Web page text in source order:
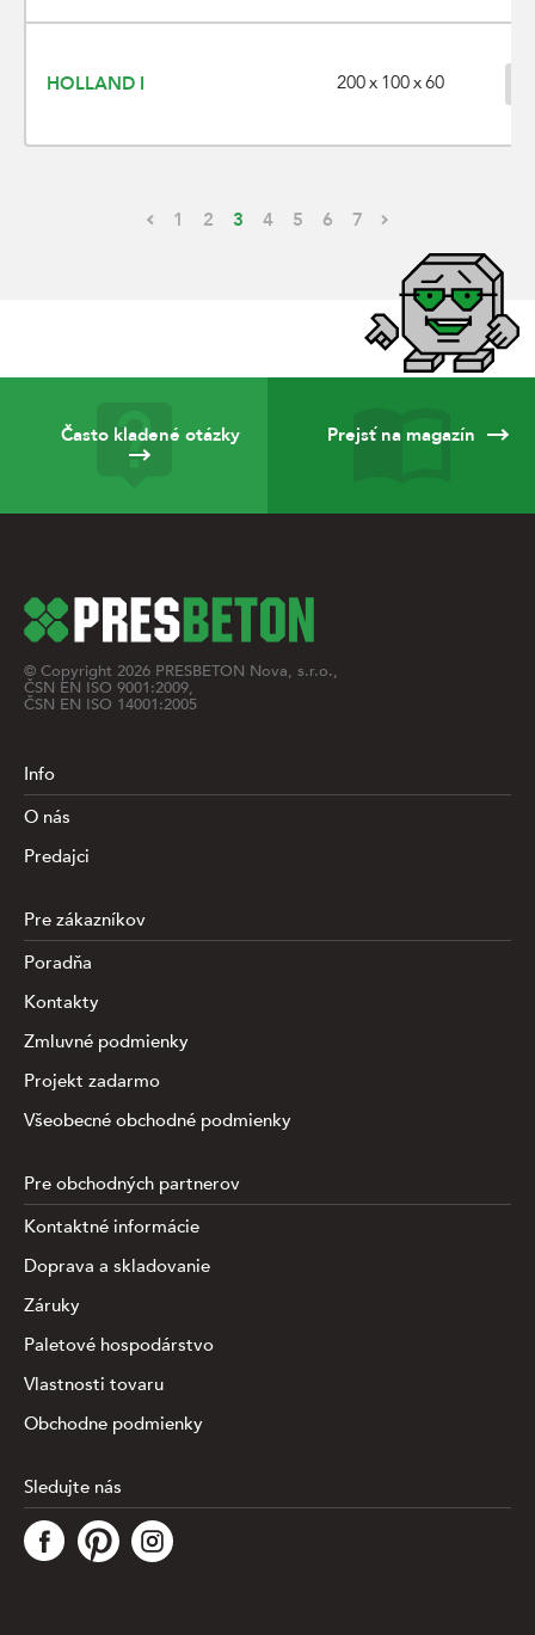
Táto stránka využíva súbory cookies na zhromažďovanie a
analýzu informácií o výkone a používaní webu,
zabezpečenie fungovania funkcií zo sociálnych médií
a na zlepšenie a prispôsobenie obsahu a reklám. Ak
HOLLAND I 200 x 100 x 60
1 2 3 4 5 6 7
Často kladené otázky Prejsť na magazín
© Copyright 2026 PRESBETON Nova, s.r.o.,
ČSN EN ISO 9001:2009,
ČSN EN ISO 14001:2005
Info
O nás
Predajci
Pre zákazníkov
Poradňa
Kontakty
Zmluvné podmienky
Projekt zadarmo
Všeobecné obchodné podmienky
Pre obchodných partnerov
Kontaktné informácie
Doprava a skladovanie
Záruky
Paletové hospodárstvo
Vlastnosti tovaru
Obchodne podmienky
Sledujte nás